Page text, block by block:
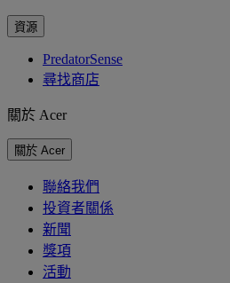
資源
PredatorSense
尋找商店
關於 Acer
關於 Acer
聯絡我們
投資者關係
新聞
獎項
活動